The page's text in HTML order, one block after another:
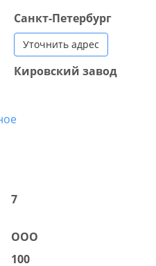
Санкт-Петербург
Уточнить адрес
Кировский завод
7
ООО
100